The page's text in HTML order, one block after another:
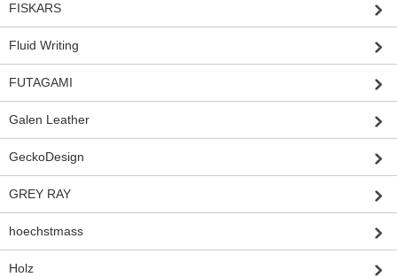
FISKARS
Fluid Writing
FUTAGAMI
Galen Leather
GeckoDesign
GREY RAY
hoechstmass
Holz